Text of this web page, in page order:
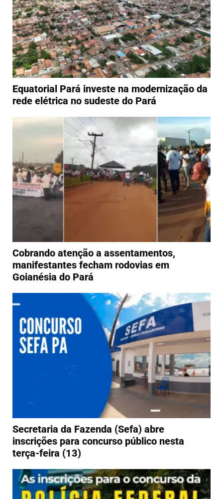
Equatorial Pará investe na modernização da
rede elétrica no sudeste do Pará
Cobrando atenção a assentamentos,
manifestantes fecham rodovias em
Goianésia do Pará
Secretaria da Fazenda (Sefa) abre
inscrições para concurso público nesta
terça-feira (13)